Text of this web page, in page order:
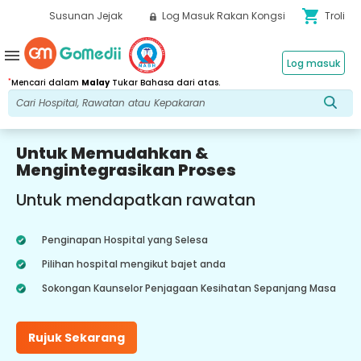
Susunan Jejak Log Masuk Rakan Kongsi shopping_cart Troli
*Mencari dalam MalayTukar Bahasa dari atas.
Log masuk
menu
Untuk Memudahkan &
Mengintegrasikan Proses
Untuk mendapatkan rawatan
Penginapan Hospital yang Selesa
Pilihan hospital mengikut bajet anda
Sokongan Kaunselor Penjagaan Kesihatan Sepanjang Masa
Rujuk Sekarang